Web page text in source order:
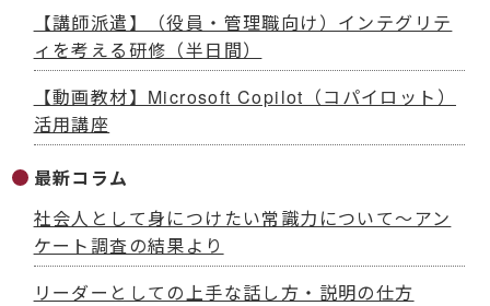
【講師派遣】（役員・管理職向け）インテグリテ
ィを考える研修（半日間）
【動画教材】Microsoft Copilot（コパイロット）
活用講座
最新コラム
社会人として身につけたい常識力について～アン
ケート調査の結果より
リーダーとしての上手な話し方・説明の仕方